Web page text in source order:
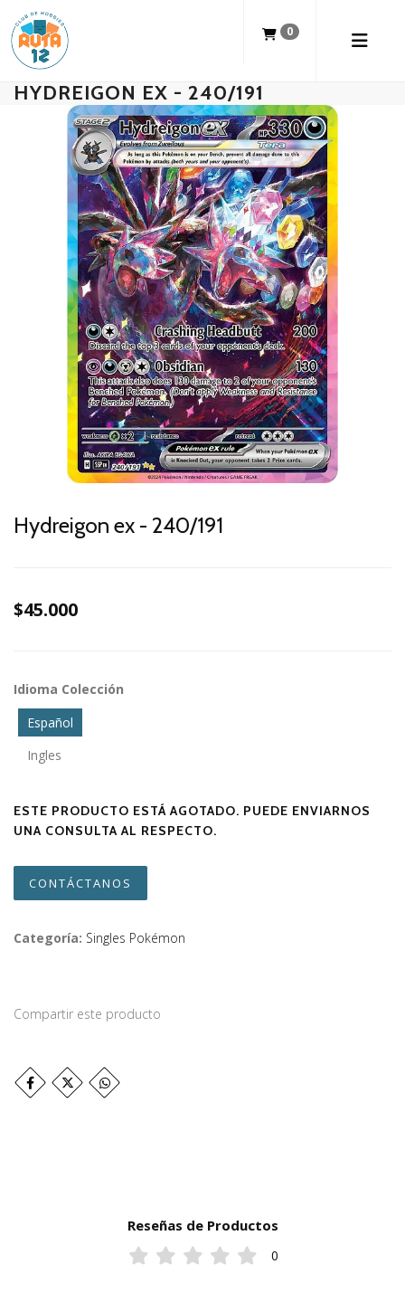
0
HYDREIGON EX - 240/191
Hydreigon ex - 240/191
$45.000
Idioma Colección
Español
Ingles
ESTE PRODUCTO ESTÁ AGOTADO. PUEDE ENVIARNOS
UNA CONSULTA AL RESPECTO.
CONTÁCTANOS
Categoría: Singles Pokémon
Compartir este producto
Reseñas de Productos
0